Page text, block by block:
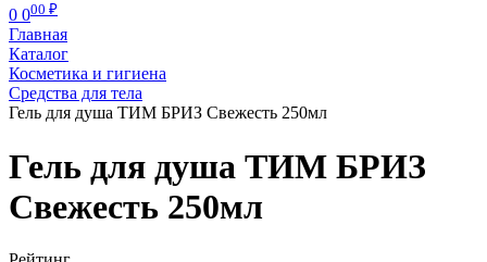
0 000 ₽
Главная
Каталог
Косметика и гигиена
Средства для тела
Гель для душа ТИМ БРИЗ Свежесть 250мл
Гель для душа ТИМ БРИЗ
Свежесть 250мл